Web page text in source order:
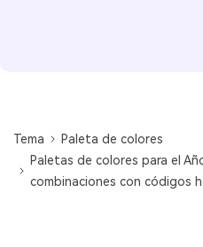
Tema
Paleta de colores
Paletas de colores para el
combinaciones con códigos